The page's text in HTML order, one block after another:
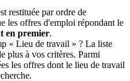
restituée par ordre de
les offres d'emploi répondant le
en premier.
« Lieu de travail » ? La liste
plus à vos critères. Parmi
les offres dont le lieu de travail